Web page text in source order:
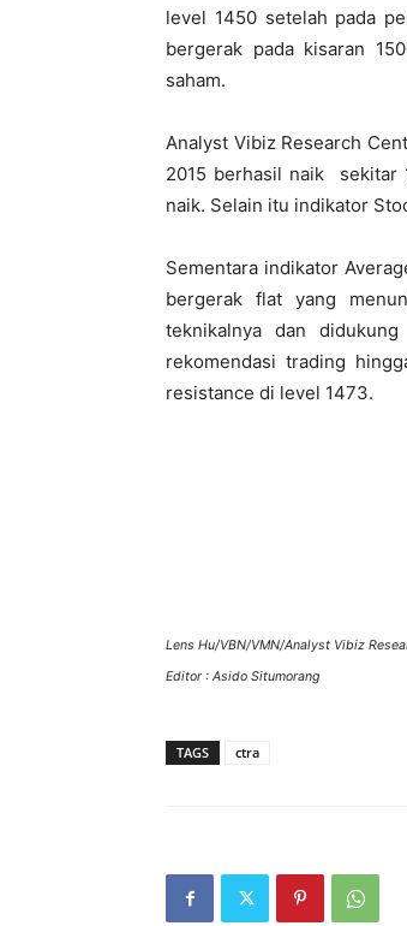
level 1450 setelah pada
bergerak pada kisaran
saham.
Analyst Vibiz Research
2015 berhasil naik sekitar
naik. Selain itu indikator
Sementara indikator
bergerak flat yang
teknikalnya dan
rekomendasi trading
resistance di level 1473.
Lens Hu/VBN/VMN/Analyst Vibiz
Editor : Asido Situmorang
TAGS ctra